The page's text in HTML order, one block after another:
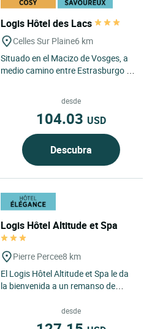
Logis Hôtel des Lacs
Celles Sur Plaine6 km
Situado en el Macizo de Vosges, a
medio camino entre Estrasburgo y
desde
104.03 USD
Descubra
Logis Hôtel Altitude et Spa
Pierre Percee8 km
El Logis Hôtel Altitude et Spa le da
la bienvenida a un remanso de
descubrir Pierre Percée,...
desde